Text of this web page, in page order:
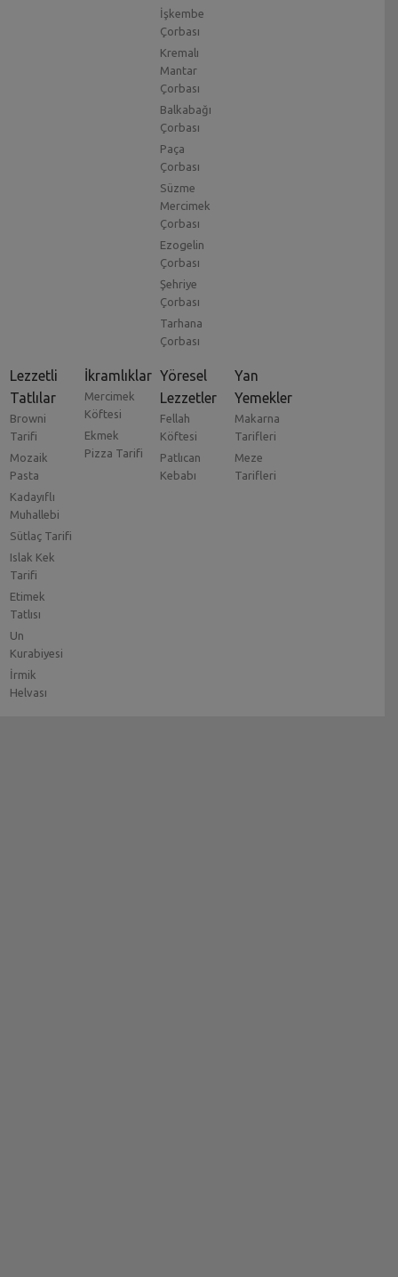
İşkembe
Çorbası
Kremalı
Mantar
Çorbası
Balkabağı
Çorbası
Paça
Çorbası
Süzme
Mercimek
Çorbası
Ezogelin
Çorbası
Şehriye
Çorbası
Tarhana
Çorbası
Lezzetli
Tatlılar
Browni
Tarifi
Mozaik
Pasta
Kadayıflı
Muhallebi
Sütlaç Tarifi
Islak Kek
Tarifi
Etimek
Tatlısı
Un
Kurabiyesi
İrmik
Helvası
İkramlıklar
Mercimek
Köftesi
Ekmek
Pizza Tarifi
Yöresel
Lezzetler
Fellah
Köftesi
Patlıcan
Kebabı
Yan
Yemekler
Makarna
Tarifleri
Meze
Tarifleri